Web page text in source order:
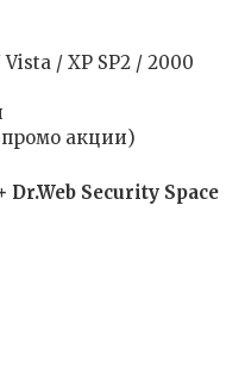
/ XP SP2 / 2000
акции)
Security Space